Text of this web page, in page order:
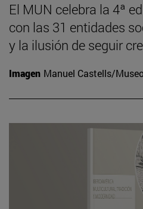
El MUN celebra la 4ª
con las 31 entidades
y la ilusión de seguir
Imagen Manuel Castells/